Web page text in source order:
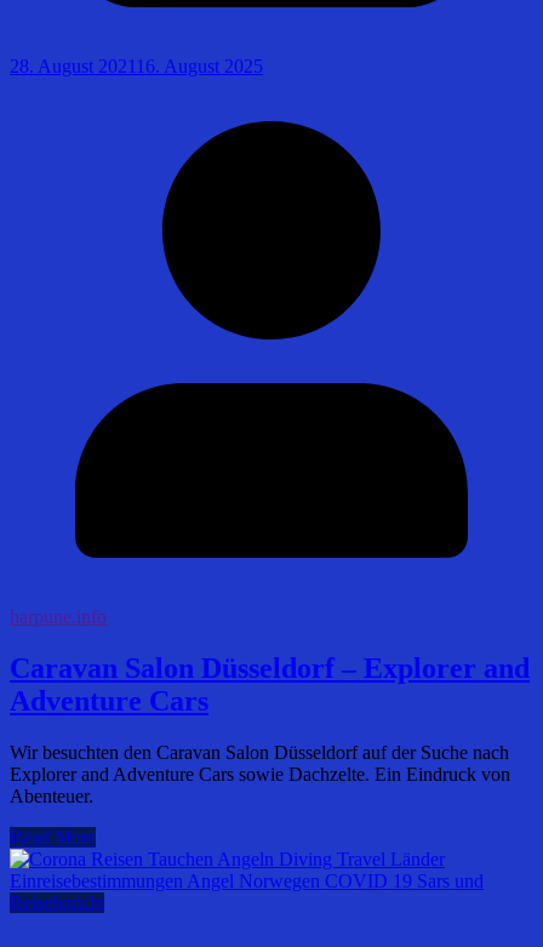
28. August 2021 16. August 2025
harpune.info
Caravan Salon Düsseldorf – Explorer and
Adventure Cars
Wir besuchten den Caravan Salon Düsseldorf auf der Suche nach
Explorer and Adventure Cars sowie Dachzelte. Ein Eindruck von
Abenteuer.
Read More
Reisebericht